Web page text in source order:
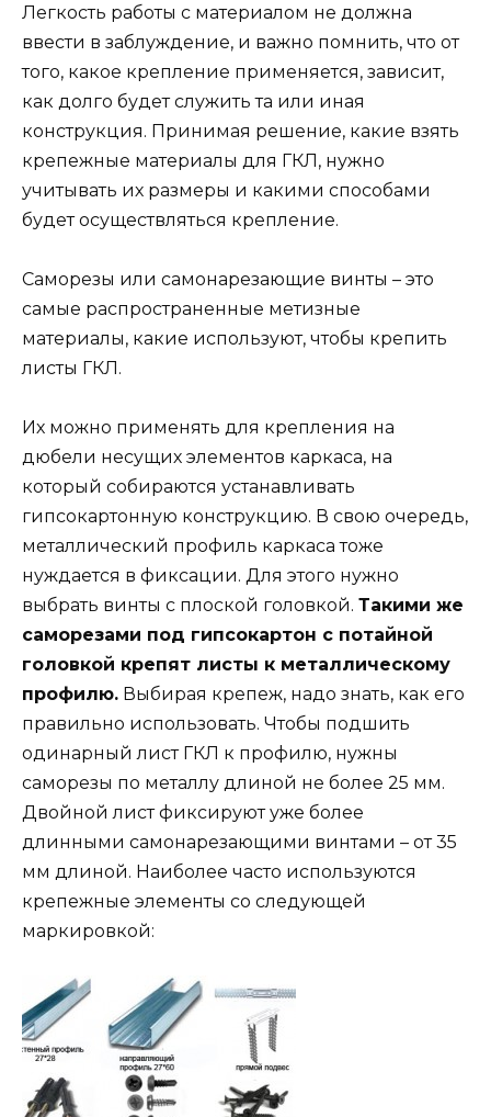
Легкость работы с материалом не должна
ввести в заблуждение, и важно помнить, что от
того, какое крепление применяется, зависит,
как долго будет служить та или иная
конструкция. Принимая решение, какие взять
крепежные материалы для ГКЛ, нужно
учитывать их размеры и какими способами
будет осуществляться крепление.
Саморезы или самонарезающие винты – это
самые распространенные метизные
материалы, какие используют, чтобы крепить
листы ГКЛ.
Их можно применять для крепления на
дюбели несущих элементов каркаса, на
который собираются устанавливать
гипсокартонную конструкцию. В свою очередь,
металлический профиль каркаса тоже
нуждается в фиксации. Для этого нужно
выбрать винты с плоской головкой. Такими же
саморезами под гипсокартон с потайной
головкой крепят листы к металлическому
профилю. Выбирая крепеж, надо знать, как его
правильно использовать. Чтобы подшить
одинарный лист ГКЛ к профилю, нужны
саморезы по металлу длиной не более 25 мм.
Двойной лист фиксируют уже более
длинными самонарезающими винтами – от 35
мм длиной. Наиболее часто используются
крепежные элементы со следующей
маркировкой: